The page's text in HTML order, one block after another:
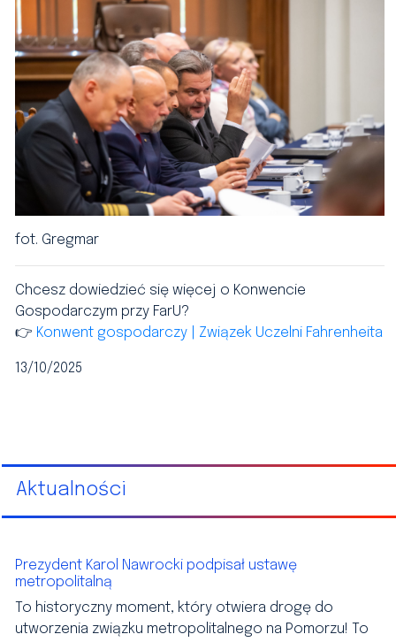
fot. Gregmar
Chcesz dowiedzieć się więcej o Konwencie
Gospodarczym przy FarU?
👉 Konwent gospodarczy | Związek Uczelni Fahrenheita
13/10/2025
Aktualności
Prezydent Karol Nawrocki podpisał ustawę
metropolitalną
To historyczny moment, który otwiera drogę do
utworzenia związku metropolitalnego na Pomorzu! To